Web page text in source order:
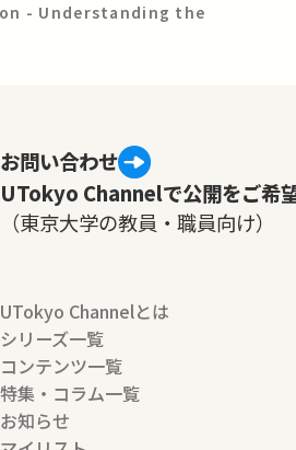
- Understanding the
お問い合わせ
UTokyo Channelで公開をご希
（東京大学の教員・職員向け）
UTokyo Channelとは
シリーズ一覧
コンテンツ一覧
特集・コラム一覧
お知らせ